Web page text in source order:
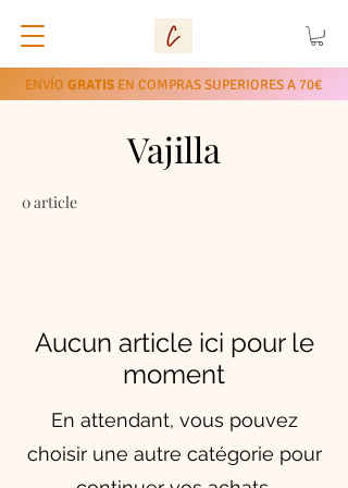
ENVÍO GRATIS EN COMPRAS SUPERIORES A 70€
Vajilla
0 article
Aucun article ici pour le
moment
En attendant, vous pouvez
choisir une autre catégorie pour